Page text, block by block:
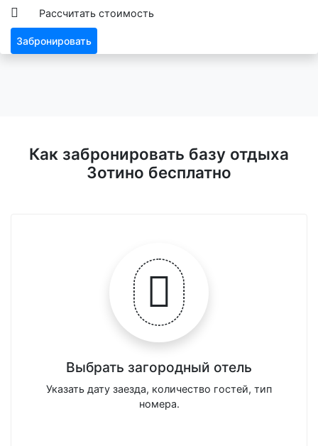
Рассчитать стоимость
Забронировать
Как забронировать базу отдыха
Зотино бесплатно
Выбрать загородный отель
Указать дату заезда, количество гостей, тип
номера.